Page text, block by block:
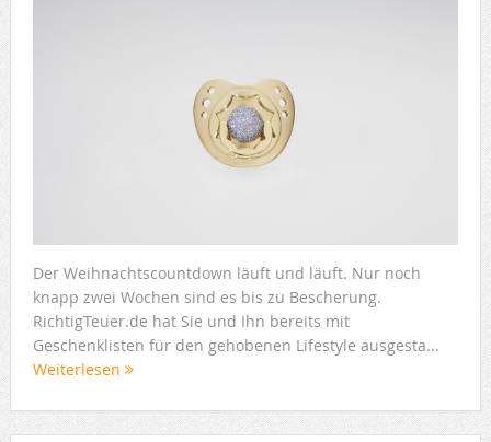
Der Weihnachtscountdown läuft und läuft. Nur noch
knapp zwei Wochen sind es bis zu Bescherung.
RichtigTeuer.de hat Sie und Ihn bereits mit
Geschenklisten für den gehobenen Lifestyle ausgesta...
Weiterlesen